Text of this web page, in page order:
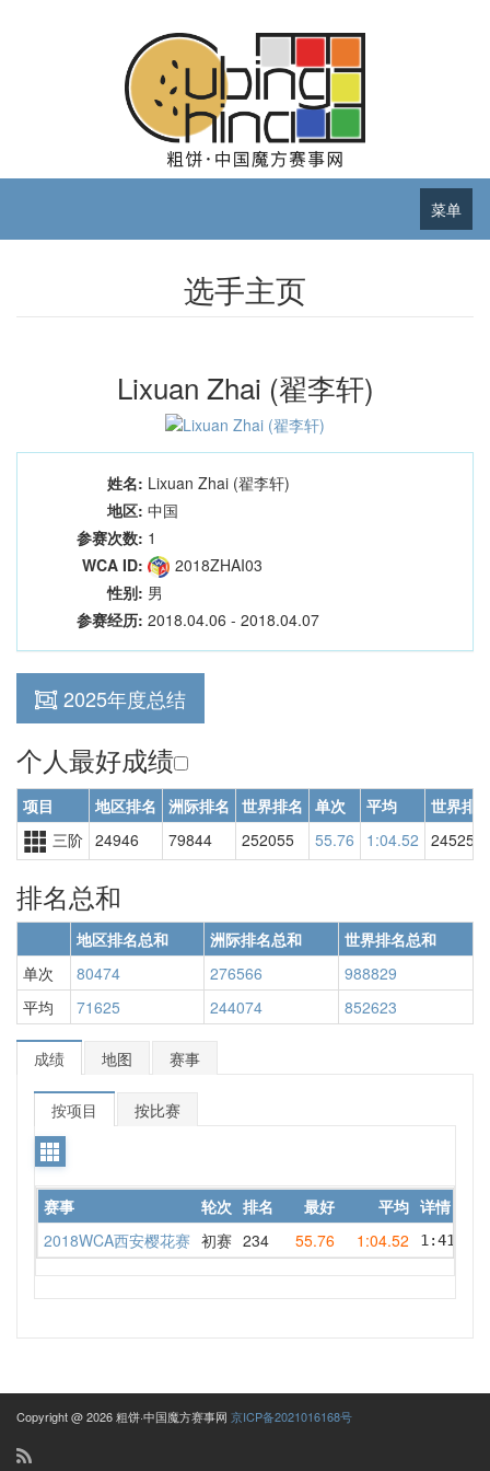
菜单
选手主页
Lixuan Zhai (翟李轩)
姓名: Lixuan Zhai (翟李轩)
地区: 中国
参赛次数: 1
WCA ID:
2018ZHAI03
性别: 男
参赛经历: 2018.04.06 - 2018.04.07
2025年度总结
个人最好成绩
项目 地区排名 洲际排名 世界排名 单次 平均
世界排
三阶 24946 79844 252055 55.76 1:04.52 245250
排名总和
地区排名总和 洲际排名总和
世界排名总和
单次
80474 276566
988829
平均
71625 244074 852623
成绩 地图 赛事
按项目 按比赛
赛事 轮次 排名 最好 平均 详情
2018WCA西安樱花赛 初赛 234 55.76 1:04.52
Copyright @ 2026 粗饼·中国魔方赛事网 京ICP备2021016168号